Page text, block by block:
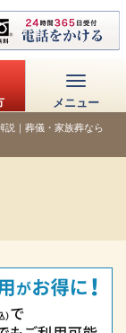
メニュー
説｜葬儀・家族葬なら